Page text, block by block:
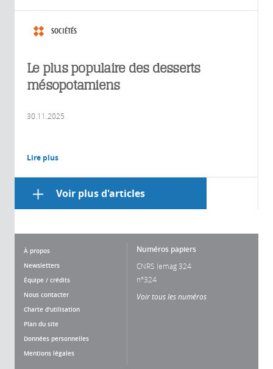
SOCIÉTÉS
Le plus populaire des desserts
mésopotamiens
30.11.2025
Lire plus
Voir plus d'articles
À propos
Newsletters
Équipe / crédits
Nous contacter
Charte d'utilisation
Plan du site
Données personnelles
Mentions légales
Numéros papiers
CNRS lemag 324
n°324
Voir tous les numéros